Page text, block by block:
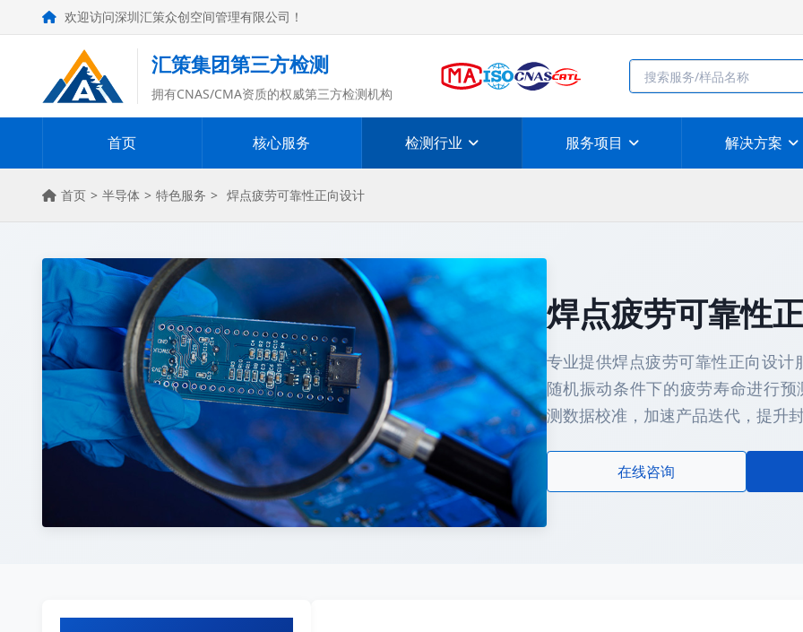
欢迎访问深圳汇策众创空间管理有限公司！
汇策集团第三方检测
拥有CNAS/CMA资质的权威第三方检测机构
首页 核心服务 检测行业 服务项目 解决方案
首页 > 半导体 > 特色服务 > 焊点疲劳可靠性正向设计
焊点疲劳可靠性
专业提供焊点疲劳可靠性正向设计
随机振动条件下的疲劳寿命进行预
测数据校准，加速产品迭代，提升
在线咨询